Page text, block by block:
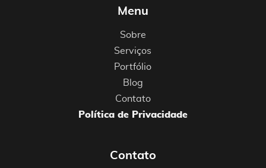
Menu
Sobre
Serviços
Portfólio
Blog
Contato
Política de Privacidade
Contato